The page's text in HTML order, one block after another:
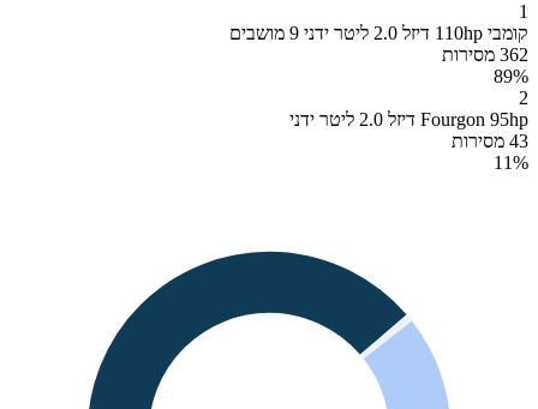
1
קומבי 110hp דיזל 2.0 ליטר ידני 9 מושבים
362 מסירות
89%
2
Fourgon 95hp דיזל 2.0 ליטר ידני
43 מסירות
11%